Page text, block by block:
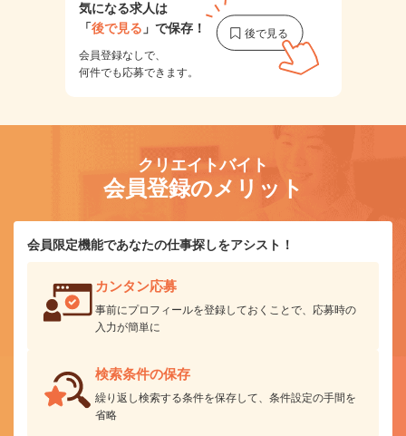
気になる求人は
「後で見る 」で保存！
会員登録なしで、
何件でも応募できます。
クリエイトバイト
会員登録のメリット
会員限定機能であなたの仕事探しをアシスト！
カンタン応募
事前にプロフィールを登録しておくことで、応募時の
入力が簡単に
検索条件の保存
繰り返し検索する条件を保存して、条件設定の手間を
省略